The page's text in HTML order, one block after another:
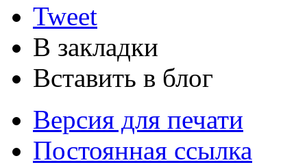
Tweet
В закладки
Вставить в блог
Версия для печати
Постоянная ссылка